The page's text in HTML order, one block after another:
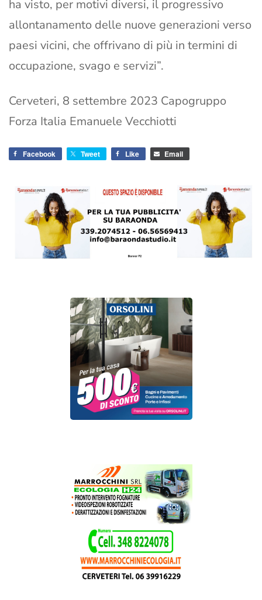
ha visto, per motivi diversi, il progressivo
allontanamento delle nuove generazioni verso
paesi vicini, che offrivano di più in termini di
occupazione, svago e servizi”.
Cerveteri, 8 settembre 2023 Capogruppo
Forza Italia Emanuele Vecchiotti
Facebook Tweet Like Email